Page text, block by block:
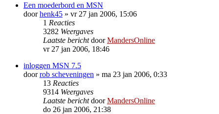
Een moederbord en MSN
doorhenk45 » vr 27 jan 2006, 15:06
1 Reacties
3282 Weergaves
Laatste berichtdoorMandersOnline
vr 27 jan 2006, 18:46
inloggen MSN 7.5
doorrob scheveningen » ma 23 jan 2006, 0:33
13 Reacties
9314 Weergaves
Laatste berichtdoorMandersOnline
do 26 jan 2006, 21:38